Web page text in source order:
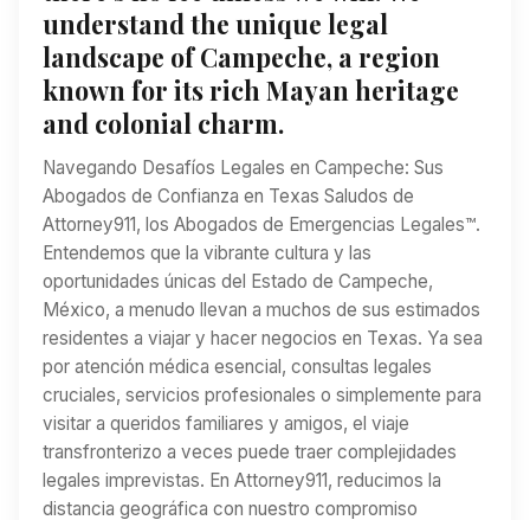
understand the unique legal
landscape of Campeche, a region
known for its rich Mayan heritage
and colonial charm.
Navegando Desafíos Legales en Campeche: Sus
Abogados de Confianza en Texas Saludos de
Attorney911, los Abogados de Emergencias Legales™.
Entendemos que la vibrante cultura y las
oportunidades únicas del Estado de Campeche,
México, a menudo llevan a muchos de sus estimados
residentes a viajar y hacer negocios en Texas. Ya sea
por atención médica esencial, consultas legales
cruciales, servicios profesionales o simplemente para
visitar a queridos familiares y amigos, el viaje
transfronterizo a veces puede traer complejidades
legales imprevistas. En Attorney911, reducimos la
distancia geográfica con nuestro compromiso